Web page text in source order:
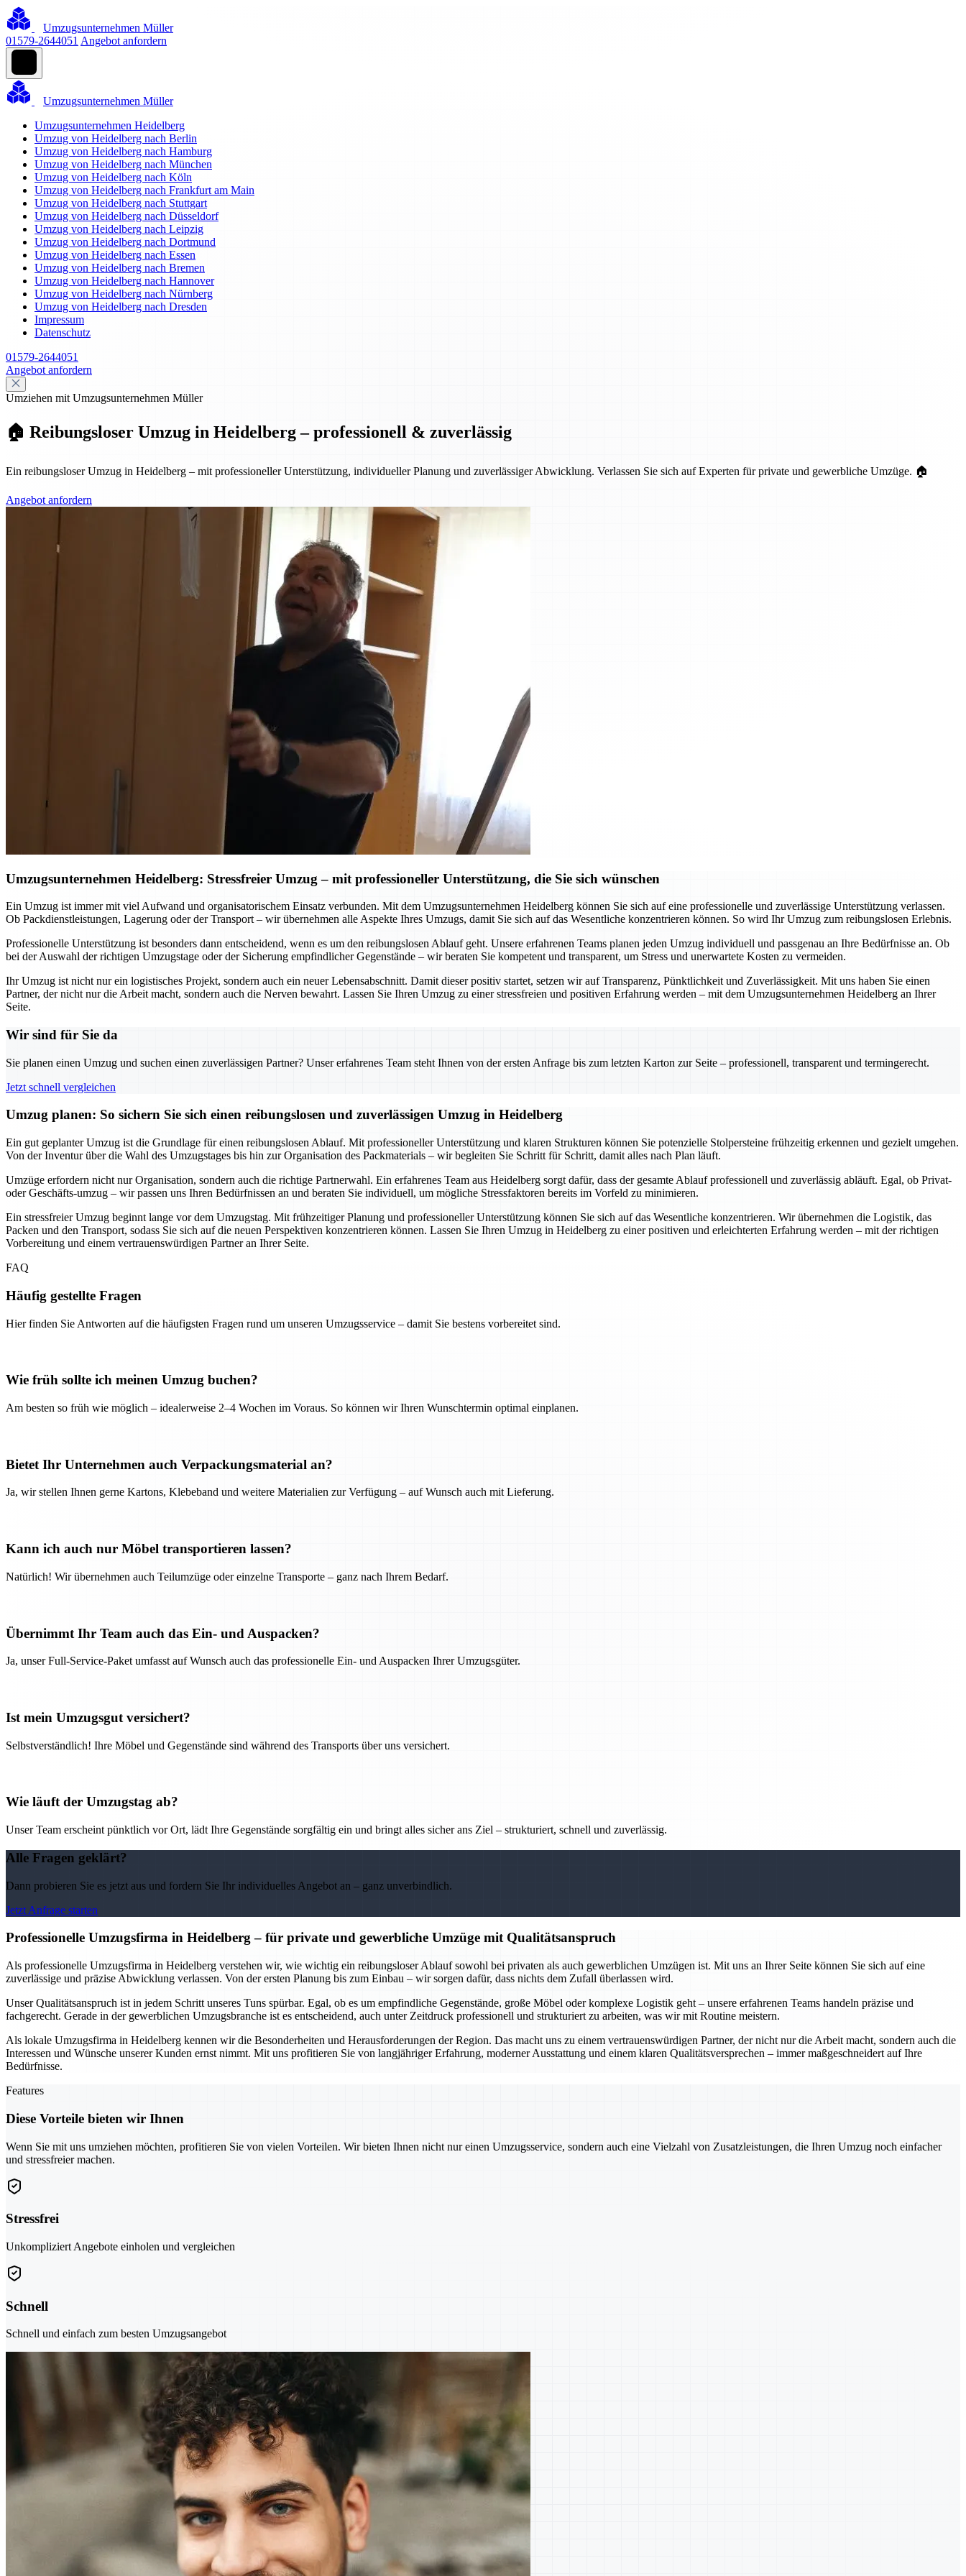
Umzugsunternehmen Müller
01579-2644051 Angebot anfordern
Umzugsunternehmen Müller
Umzugsunternehmen Heidelberg
Umzug von Heidelberg nach Berlin
Umzug von Heidelberg nach Hamburg
Umzug von Heidelberg nach München
Umzug von Heidelberg nach Köln
Umzug von Heidelberg nach Frankfurt am Main
Umzug von Heidelberg nach Stuttgart
Umzug von Heidelberg nach Düsseldorf
Umzug von Heidelberg nach Leipzig
Umzug von Heidelberg nach Dortmund
Umzug von Heidelberg nach Essen
Umzug von Heidelberg nach Bremen
Umzug von Heidelberg nach Hannover
Umzug von Heidelberg nach Nürnberg
Umzug von Heidelberg nach Dresden
Impressum
Datenschutz
01579-2644051
Angebot anfordern
Umziehen mit Umzugsunternehmen Müller
🏠 Reibungsloser Umzug in Heidelberg – professionell & zuverlässig
Ein reibungsloser Umzug in Heidelberg – mit professioneller Unterstützung, individueller Planung und zuverlässiger Abwicklung. Verlassen Sie sich auf Experten für private und gewerbliche Umzüge. 🏠
Angebot anfordern
Umzugsunternehmen Heidelberg: Stressfreier Umzug – mit professioneller Unterstützung, die Sie sich wünschen
Ein Umzug ist immer mit viel Aufwand und organisatorischem Einsatz verbunden. Mit dem Umzugsunternehmen Heidelberg können Sie sich auf eine professionelle und zuverlässige Unterstützung verlassen.
Ob Packdienstleistungen, Lagerung oder der Transport – wir übernehmen alle Aspekte Ihres Umzugs, damit Sie sich auf das Wesentliche konzentrieren können. So wird Ihr Umzug zum reibungslosen Erlebnis.
Professionelle Unterstützung ist besonders dann entscheidend, wenn es um den reibungslosen Ablauf geht. Unsere erfahrenen Teams planen jeden Umzug individuell und passgenau an Ihre Bedürfnisse an. Ob
bei der Auswahl der richtigen Umzugstage oder der Sicherung empfindlicher Gegenstände – wir beraten Sie kompetent und transparent, um Stress und unerwartete Kosten zu vermeiden.
Ihr Umzug ist nicht nur ein logistisches Projekt, sondern auch ein neuer Lebensabschnitt. Damit dieser positiv startet, setzen wir auf Transparenz, Pünktlichkeit und Zuverlässigkeit. Mit uns haben Sie einen
Partner, der nicht nur die Arbeit macht, sondern auch die Nerven bewahrt. Lassen Sie Ihren Umzug zu einer stressfreien und positiven Erfahrung werden – mit dem Umzugsunternehmen Heidelberg an Ihrer
Seite.
Wir sind für Sie da
Sie planen einen Umzug und suchen einen zuverlässigen Partner? Unser erfahrenes Team steht Ihnen von der ersten Anfrage bis zum letzten Karton zur Seite – professionell, transparent und termingerecht.
Jetzt schnell vergleichen
Umzug planen: So sichern Sie sich einen reibungslosen und zuverlässigen Umzug in Heidelberg
Ein gut geplanter Umzug ist die Grundlage für einen reibungslosen Ablauf. Mit professioneller Unterstützung und klaren Strukturen können Sie potenzielle Stolpersteine frühzeitig erkennen und gezielt umgehen.
Von der Inventur über die Wahl des Umzugstages bis hin zur Organisation des Packmaterials – wir begleiten Sie Schritt für Schritt, damit alles nach Plan läuft.
Umzüge erfordern nicht nur Organisation, sondern auch die richtige Partnerwahl. Ein erfahrenes Team aus Heidelberg sorgt dafür, dass der gesamte Ablauf professionell und zuverlässig abläuft. Egal, ob Privat-
oder Geschäfts-umzug – wir passen uns Ihren Bedürfnissen an und beraten Sie individuell, um mögliche Stressfaktoren bereits im Vorfeld zu minimieren.
Ein stressfreier Umzug beginnt lange vor dem Umzugstag. Mit frühzeitiger Planung und professioneller Unterstützung können Sie sich auf das Wesentliche konzentrieren. Wir übernehmen die Logistik, das
Packen und den Transport, sodass Sie sich auf die neuen Perspektiven konzentrieren können. Lassen Sie Ihren Umzug in Heidelberg zu einer positiven und erleichterten Erfahrung werden – mit der richtigen
Vorbereitung und einem vertrauenswürdigen Partner an Ihrer Seite.
FAQ
Häufig gestellte Fragen
Hier finden Sie Antworten auf die häufigsten Fragen rund um unseren Umzugsservice – damit Sie bestens vorbereitet sind.
Wie früh sollte ich meinen Umzug buchen?
Am besten so früh wie möglich – idealerweise 2–4 Wochen im Voraus. So können wir Ihren Wunschtermin optimal einplanen.
Bietet Ihr Unternehmen auch Verpackungsmaterial an?
Ja, wir stellen Ihnen gerne Kartons, Klebeband und weitere Materialien zur Verfügung – auf Wunsch auch mit Lieferung.
Kann ich auch nur Möbel transportieren lassen?
Natürlich! Wir übernehmen auch Teilumzüge oder einzelne Transporte – ganz nach Ihrem Bedarf.
Übernimmt Ihr Team auch das Ein- und Auspacken?
Ja, unser Full-Service-Paket umfasst auf Wunsch auch das professionelle Ein- und Auspacken Ihrer Umzugsgüter.
Ist mein Umzugsgut versichert?
Selbstverständlich! Ihre Möbel und Gegenstände sind während des Transports über uns versichert.
Wie läuft der Umzugstag ab?
Unser Team erscheint pünktlich vor Ort, lädt Ihre Gegenstände sorgfältig ein und bringt alles sicher ans Ziel – strukturiert, schnell und zuverlässig.
Alle Fragen geklärt?
Dann probieren Sie es jetzt aus und fordern Sie Ihr individuelles Angebot an – ganz unverbindlich.
Jetzt Anfrage starten
Professionelle Umzugsfirma in Heidelberg – für private und gewerbliche Umzüge mit Qualitätsanspruch
Als professionelle Umzugsfirma in Heidelberg verstehen wir, wie wichtig ein reibungsloser Ablauf sowohl bei privaten als auch gewerblichen Umzügen ist. Mit uns an Ihrer Seite können Sie sich auf eine
zuverlässige und präzise Abwicklung verlassen. Von der ersten Planung bis zum Einbau – wir sorgen dafür, dass nichts dem Zufall überlassen wird.
Unser Qualitätsanspruch ist in jedem Schritt unseres Tuns spürbar. Egal, ob es um empfindliche Gegenstände, große Möbel oder komplexe Logistik geht – unsere erfahrenen Teams handeln präzise und
fachgerecht. Gerade in der gewerblichen Umzugsbranche ist es entscheidend, auch unter Zeitdruck professionell und strukturiert zu arbeiten, was wir mit Routine meistern.
Als lokale Umzugsfirma in Heidelberg kennen wir die Besonderheiten und Herausforderungen der Region. Das macht uns zu einem vertrauenswürdigen Partner, der nicht nur die Arbeit macht, sondern auch die
Interessen und Wünsche unserer Kunden ernst nimmt. Mit uns profitieren Sie von langjähriger Erfahrung, moderner Ausstattung und einem klaren Qualitätsversprechen – immer maßgeschneidert auf Ihre
Bedürfnisse.
Features
Diese Vorteile bieten wir Ihnen
Wenn Sie mit uns umziehen möchten, profitieren Sie von vielen Vorteilen. Wir bieten Ihnen nicht nur einen Umzugsservice, sondern auch eine Vielzahl von Zusatzleistungen, die Ihren Umzug noch einfacher
und stressfreier machen.
Stressfrei
Unkompliziert Angebote einholen und vergleichen
Schnell
Schnell und einfach zum besten Umzugsangebot